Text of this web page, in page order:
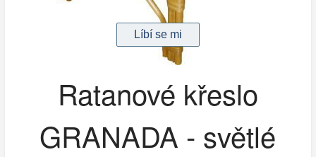
Ratanové křeslo
GRANADA - světlé